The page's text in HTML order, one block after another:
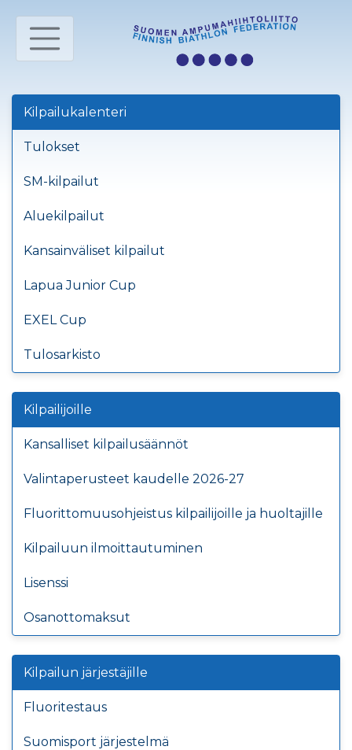
Kilpailukalenteri
Tulokset
SM-kilpailut
Aluekilpailut
Kansainväliset kilpailut
Lapua Junior Cup
EXEL Cup
Tulosarkisto
Kilpailijoille
Kansalliset kilpailusäännöt
Valintaperusteet kaudelle 2026-27
Fluorittomuusohjeistus kilpailijoille ja huoltajille
Kilpailuun ilmoittautuminen
Lisenssi
Osanottomaksut
Kilpailun järjestäjille
Fluoritestaus
Suomisport järjestelmä